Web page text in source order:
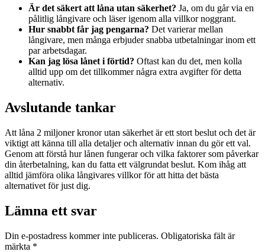
Är det säkert att låna utan säkerhet? Ja, om du går via en
pålitlig långivare och läser igenom alla villkor noggrant.
Hur snabbt får jag pengarna? Det varierar mellan
långivare, men många erbjuder snabba utbetalningar inom ett
par arbetsdagar.
Kan jag lösa lånet i förtid? Oftast kan du det, men kolla
alltid upp om det tillkommer några extra avgifter för detta
alternativ.
Avslutande tankar
Att låna 2 miljoner kronor utan säkerhet är ett stort beslut och det är
viktigt att känna till alla detaljer och alternativ innan du gör ett val.
Genom att förstå hur lånen fungerar och vilka faktorer som påverkar
din återbetalning, kan du fatta ett välgrundat beslut. Kom ihåg att
alltid jämföra olika långivares villkor för att hitta det bästa
alternativet för just dig.
Lämna ett svar
Din e-postadress kommer inte publiceras. Obligatoriska fält är
märkta *